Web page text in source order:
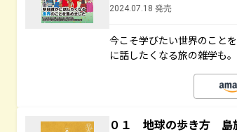
2024.07.18 発売
今こそ学びたい世界のこと
に話したくなる旅の雑学も。
０１ 地球の歩き方